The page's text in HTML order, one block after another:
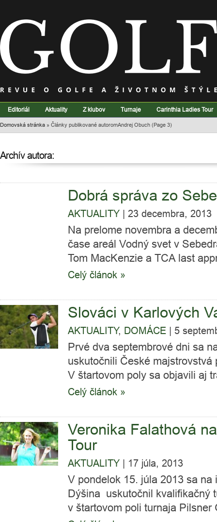
Editoriál Aktuality Z klubov Turnaje Carinthia Ladies Tour
Domovská stránka » Články publikované autoromAndrej Obuch (Page 3)
Archív autora:
Dobrá správa zo
AKTUALITY | 23 decembra, 2013
Na prelome novembra a
čase areál Vodný svet v
Tom MacKenzie a TCA last
Celý článok »
Slováci v Karlových
AKTUALITY, DOMÁCE | 5
Prvé dva septembrové dni sa
uskutočnili České majstrovstvá
V štartovom poly sa objavili aj
Celý článok »
Veronika Falathová
Tour
AKTUALITY | 17 júla, 2013
V pondelok 15. júla 2013 sa
Dýšina uskutočnil kvalifikačný
v štartovom poli turnaja Pilsner